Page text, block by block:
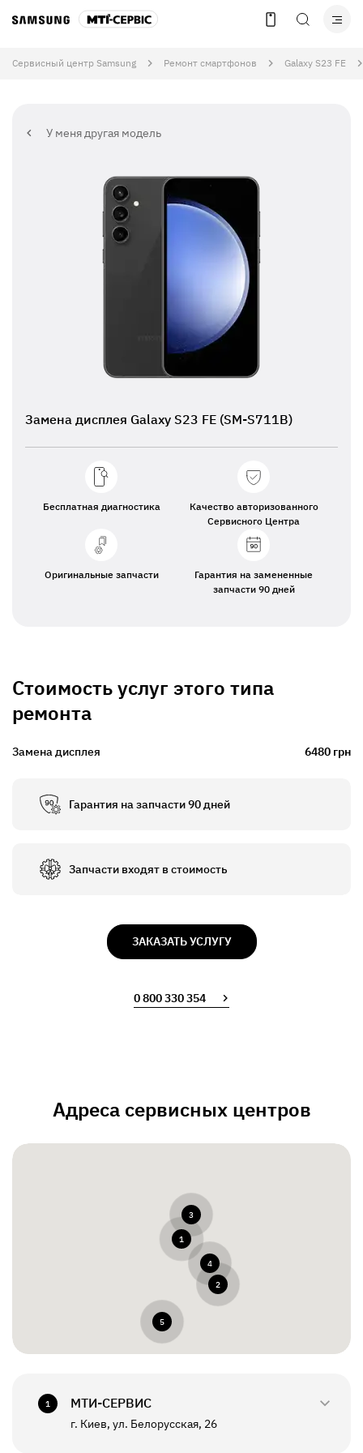
Сервисный центр Samsung Ремонт смартфонов Galaxy S23 FE
У меня другая модель
Замена дисплея Galaxy S23 FE (SM-S711B)
Бесплатная диагностика
Качество авторизованного
Сервисного Центра
Оригинальные запчасти
Гарантия на замененные
запчасти 90 дней
Стоимость услуг этого типа
ремонта
Замена дисплея 6480 грн
Гарантия на запчасти 90 дней
Запчасти входят в стоимость
ЗАКАЗАТЬ УСЛУГУ
0 800 330 354
Адреса сервисных центров
1
2
3
4
5
1 МТИ-СЕРВИС
г. Киев, ул. Белорусская, 26